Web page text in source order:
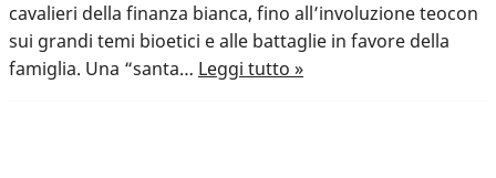
cavalieri della finanza bianca, fino all’involuzione teocon
sui grandi temi bioetici e alle battaglie in favore della
famiglia. Una “santa… Leggi tutto »